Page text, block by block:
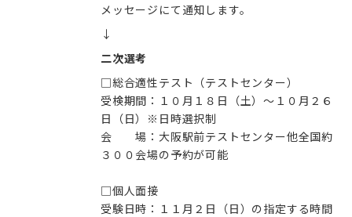
↓
二次選考
□総合適性テスト（テストセンター）
受検期間：１０月１８日（土）～１０月２６
日（日）※日時選択制
会 場：大阪駅前テストセンター他全国約
３００会場の予約が可能
□個人面接
受験日時：１１月２日（日）の指定する時間